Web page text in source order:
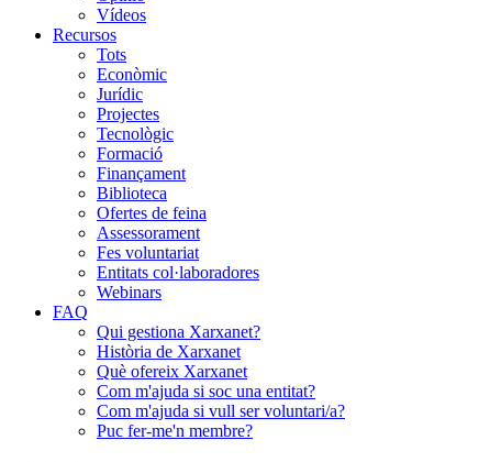
Vídeos
Recursos
Tots
Econòmic
Jurídic
Projectes
Tecnològic
Formació
Finançament
Biblioteca
Ofertes de feina
Assessorament
Fes voluntariat
Entitats col·laboradores
Webinars
FAQ
Qui gestiona Xarxanet?
Història de Xarxanet
Què ofereix Xarxanet
Com m'ajuda si soc una entitat?
Com m'ajuda si vull ser voluntari/a?
Puc fer-me'n membre?